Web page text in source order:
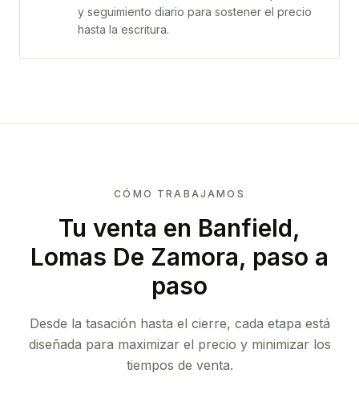
y seguimiento diario para sostener el precio
hasta la escritura.
CÓMO TRABAJAMOS
Tu venta en Banfield,
Lomas De Zamora, paso a
paso
Desde la tasación hasta el cierre, cada etapa está
diseñada para maximizar el precio y minimizar los
tiempos de venta.